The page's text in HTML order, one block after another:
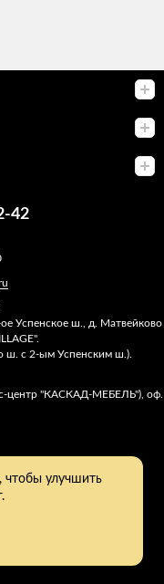
42
Успенское ш., д. Матвейково
ш. с 2-ым Успенским ш.).
центр "КАСКАД-МЕБЕЛЬ"), оф.
, чтобы улучшить